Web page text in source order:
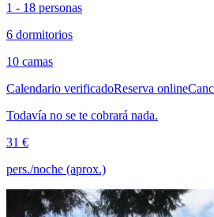
1 - 18 personas
6 dormitorios
10 camas
Calendario verificadoReserva online
Todavía no se te cobrará nada.
31 €
pers./noche (aprox.)